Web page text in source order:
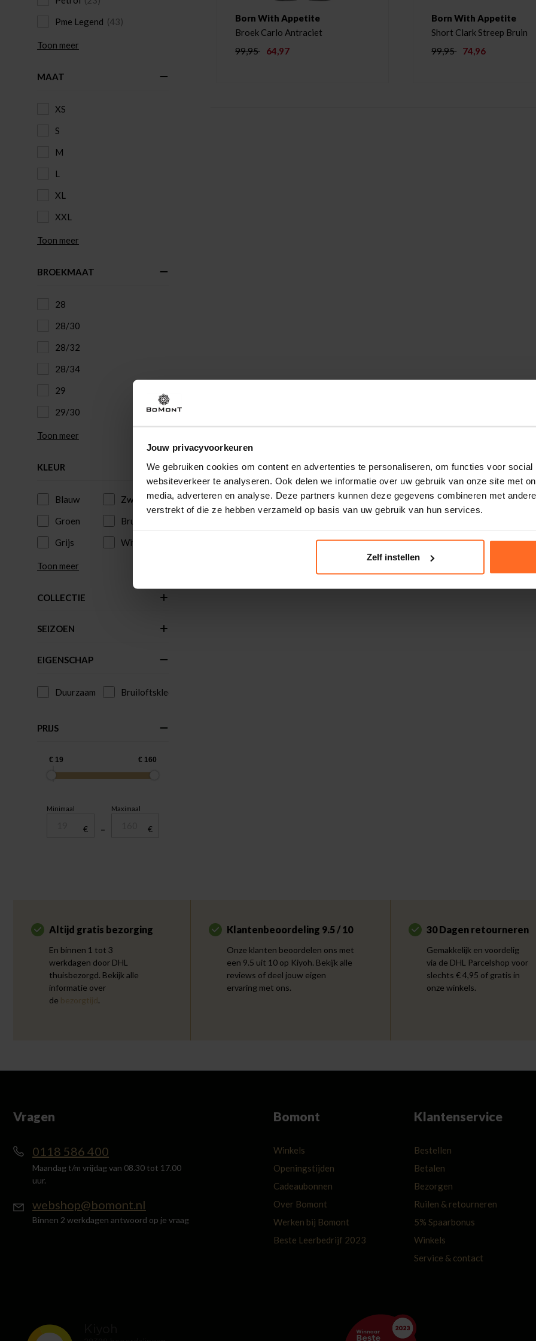
Jouw privacyvoorkeuren
We gebruiken cookies om content en advertenties te personaliseren, om functies voor social
websiteverkeer te analyseren. Ook delen we informatie over uw gebruik van onze site met
media, adverteren en analyse. Deze partners kunnen deze gegevens combineren met
verstrekt of die ze hebben verzameld op basis van uw gebruik van hun services.
Zelf instellen
Pme Legend (43)
Toon meer
MAAT
XS
S
M
L
XL
XXL
Toon meer
BROEKMAAT
28
28/30
28/32
28/34
29
29/30
Toon meer
KLEUR
Blauw
Zwart
Groen
Bruin
Grijs
Wit
Toon meer
COLLECTIE
SEIZOEN
EIGENSCHAP
Duurzaam Bruiloftskleding
PRIJS
Minimaal
€ –
Maximaal
€
Born With Appetite
Broek Carlo Antraciet
99,95
64,97
Born With Appetite
Short Clark Streep Bruin
99,95
74,96
Altijd gratis bezorging
En binnen 1 tot 3
werkdagen door DHL
thuisbezorgd. Bekijk alle
informatie over
de bezorgtijd.
Klantenbeoordeling 9.5 / 10
Onze klanten beoordelen ons met
een 9.5 uit 10 op Kiyoh. Bekijk alle
reviews of deel jouw eigen
ervaring met ons.
30 Dagen retourneren
Gemakkelijk en voordelig
via de DHL Parcelshop voor
slechts € 4,95 of gratis in
onze winkels.
Vragen
0118 586 400
Maandag t/m vrijdag van 08.30 tot 17.00
uur.
webshop@bomont.nl
Binnen 2 werkdagen antwoord op je vraag
Bomont
Winkels
Openingstijden
Cadeaubonnen
Over Bomont
Werken bij Bomont
Beste Leerbedrijf 2023
Klantenservice
Bestellen
Betalen
Bezorgen
Ruilen & retourneren
5% Spaarbonus
Winkels
Service & contact